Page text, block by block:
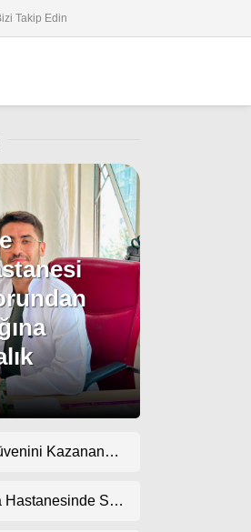
Gündem
Takip Edin
Kazanan
Hastanesinde Son